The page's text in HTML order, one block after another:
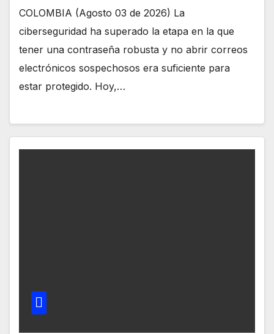
COLOMBIA (Agosto 03 de 2026) La
ciberseguridad ha superado la etapa en la que
tener una contraseña robusta y no abrir correos
electrónicos sospechosos era suficiente para
estar protegido. Hoy,…